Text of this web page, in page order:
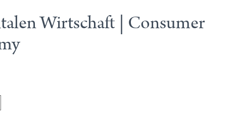
Wirtschaft | Consumer